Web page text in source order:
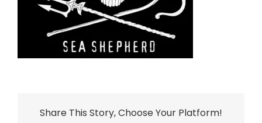
Share This Story, Choose Your Platform!